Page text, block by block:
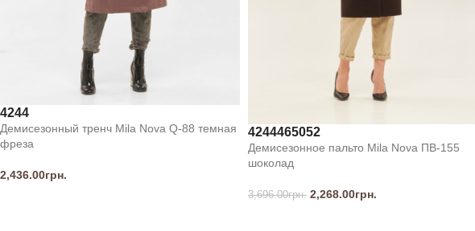
4244
Демисезонный тренч Mila Nova Q-88 темная
фреза
2,436.00грн.
4244465052
Демисезонное пальто Mila Nova ПВ-155
шоколад
3,696.00грн. 2,268.00грн.